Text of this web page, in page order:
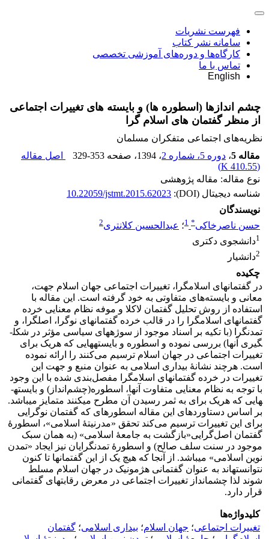
فهرست نشریات
سامانه نشر کتاب
کارگاه‌ها و دوره‌های آموزشی تخصصی
تماس با ما
English
چشم اندازها‌ (اسطوره ها) و‌ بایسته های‌ تغییرات‌ اجتماعی‌
از‌ منظر‌ گفتمان های‌ اسلام گرا‌‌
نظریه‌های اجتماعی متفکران مسلمان
مقاله 5
، دوره 5، شماره 2 ، 1394 ، صفحه 329-353
اصل مقاله
(
410.55 K
)
نوع مقاله: مقاله پژوهشی
شناسه دیجیتال (DOI):
10.22059/jstmt.2015.62023
نویسندگان
حسن ناصرخاکی*
1؛ عبدالحسین کلانتری2
1دانشجوی دکتری
2دانشیار
چکیده
در گفتمان­های اسلام­گرا، تغییرات اجتماعی جهان اسلام جهت،
معانی و بایسته‌های متفاوتی به خود گرفته است. این مقاله با
استفاده از روش تحلیل گفتمان لاکلا و موفه نظام معنایی خرده
گفتمانهای اسلام­گرا را در قالب خرده گفتمانهای نوگرا، اصل­گرا، و
تمدن­گرا (با تکیه بر اسناد موجود از سوژه­های سیاسی مؤثر در شکل­
گیری آنها) بررسی نموده و اسطوره و بایسته­هایی که هریک برای
تغییرات اجتماعی در جهان اسلام ترسیم می‌کنند را ارائه نموده
است. هرچند نشانۀ بیداری اسلامی به عنوان منبع و جهت این
تغییرات در خرده گفتمانهای اسلام­گرا مفصل‌بندی شده با این وجود
با توجه به نظام معنایی متفاوت آنها، اسطوره(چشم‌انداز) و بایسته­
هایی که هریک برای به ثمر رسیدن آن مطرح می­کنند متمایز می­باشد.
بر اساس دستاوردهای این مقاله اسطوره­ای که گفتمان نوگرایی
برای این تغییرات ترسیم می‌کند تحقق «مدرنیتۀ اسلامی»، اسطورۀ
گفتمان اصل‌گرایی«بازگشت به جامعۀ اسلامی» (به همان سبک
موجود در سنت سلف صالح) و اسطورۀ تمدن­گرایان نیز ایجاد «تمدن
نوین اسلامی» می­باشد. از آنجا که هیچ یک از این گفتمانها تا کنون
نتوانسته­اند به عنوان گفتمانی هژمونیک در جهان اسلام مسلط
شوند لذا چشم­انداز تغییرات اجتماعی در معرض رقابت­های گفتمانی
قرار دارد.
کلیدواژه‌ها
تغییرات اجتماعی؛ جهان اسلام؛ بیداری اسلامی؛ گفتمان